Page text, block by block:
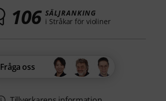
106 SÄLJRANKING
i Stråkar för violiner
Fråga oss